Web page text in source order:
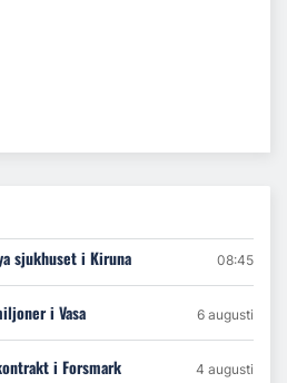
sjukhuset i Kiruna 08:45
i Vasa 6 augusti
i Forsmark 4 augusti